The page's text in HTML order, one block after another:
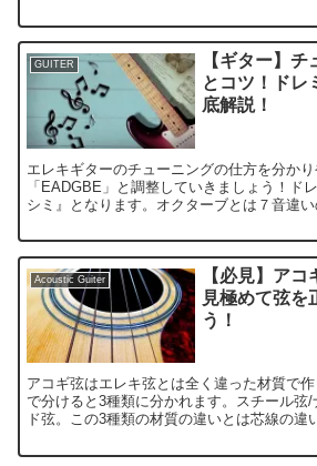
GUITER
【ギター】
とコツ！ドレ
底解説！
エレキギターのチューニングの仕方を分か
「EADGBE」と調整していきましょう！ド
シミ』となります。オクターブとは７音違い
Acoustic Guiter
【必見】ア
見極めて弦を
う！
アコギ弦はエレキ弦とは全く違った材質で
で分けると3種類に分かれます。スチール弦
ド弦。この3種類の材質の違いとは芯線の違